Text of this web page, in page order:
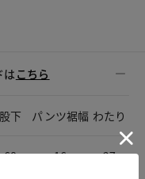
はこちら
股下 パンツ裾幅 わたり
68 16 27